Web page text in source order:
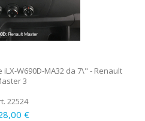
W690D-MA32 da 7\" - Renault
3
22524
€